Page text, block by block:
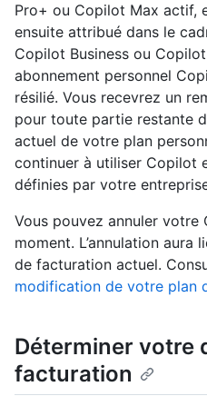
Pro+ ou Copilot Max actif,
ensuite attribué dans le
Copilot Business ou
abonnement personnel
résilié. Vous recevrez un
pour toute partie restante
actuel de votre plan
continuer à utiliser Copilot
définies par votre
Vous pouvez annuler
moment. L’annulation
de facturation actuel.
modification de votre plan
Déterminer votre
facturation